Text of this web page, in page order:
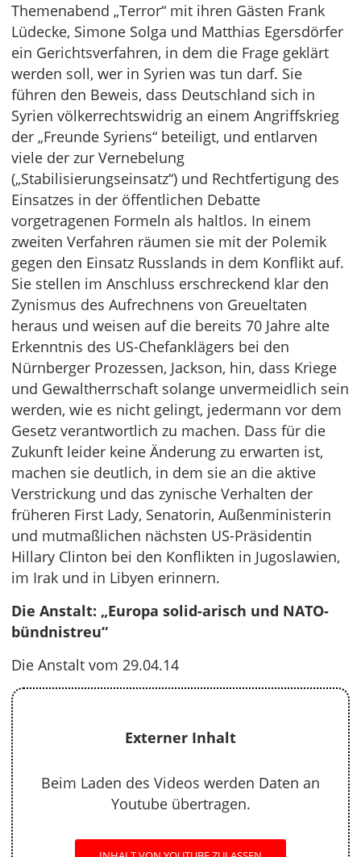
Themenabend „Terror“ mit ihren Gästen Frank
Lüdecke, Simone Solga und Matthias Egersdörfer
ein Gerichtsverfahren, in dem die Frage geklärt
werden soll, wer in Syrien was tun darf. Sie
führen den Beweis, dass Deutschland sich in
Syrien völkerrechtswidrig an einem Angriffskrieg
der „Freunde Syriens“ beteiligt, und entlarven
viele der zur Vernebelung
(„Stabilisierungseinsatz“) und Rechtfertigung des
Einsatzes in der öffentlichen Debatte
vorgetragenen Formeln als haltlos. In einem
zweiten Verfahren räumen sie mit der Polemik
gegen den Einsatz Russlands in dem Konflikt auf.
Sie stellen im Anschluss erschreckend klar den
Zynismus des Aufrechnens von Greueltaten
heraus und weisen auf die bereits 70 Jahre alte
Erkenntnis des US-Chefanklägers bei den
Nürnberger Prozessen, Jackson, hin, dass Kriege
und Gewaltherrschaft solange unvermeidlich sein
werden, wie es nicht gelingt, jedermann vor dem
Gesetz verantwortlich zu machen. Dass für die
Zukunft leider keine Änderung zu erwarten ist,
machen sie deutlich, in dem sie an die aktive
Verstrickung und das zynische Verhalten der
früheren First Lady, Senatorin, Außenministerin
und mutmaßlichen nächsten US-Präsidentin
Hillary Clinton bei den Konflikten in Jugoslawien,
im Irak und in Libyen erinnern.
Die Anstalt: „Europa solid-arisch und NATO-
bündnistreu“
Die Anstalt vom 29.04.14
Externer Inhalt
Beim Laden des Videos werden Daten an
Youtube übertragen.